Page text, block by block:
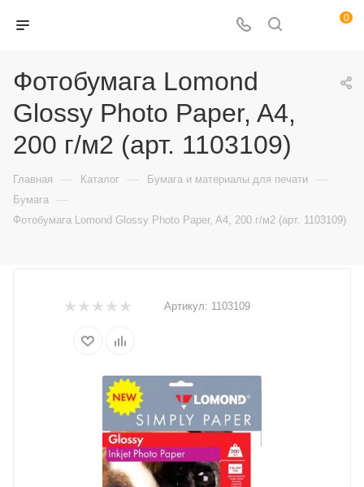
0
Фотобумага Lomond
Glossy Photo Paper, A4,
200 г/м2 (арт. 1103109)
Главная — Каталог — Бумага и материалы для печати —
Бумага —
Фотобумага Lomond Glossy Photo Paper, A4, 200 г/м2 (арт. 1103109)
Артикул: 1103109